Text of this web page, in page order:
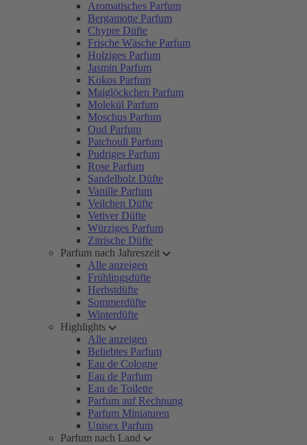
Aromatisches Parfum
Bergamotte Parfum
Chypre Düfte
Frische Wäsche Parfum
Holziges Parfum
Jasmin Parfum
Kokos Parfum
Maiglöckchen Parfum
Molekül Parfum
Moschus Parfum
Oud Parfum
Patchouli Parfum
Pudriges Parfum
Rose Parfum
Sandelholz Düfte
Vanille Parfum
Veilchen Düfte
Vetiver Düfte
Würziges Parfum
Zitrische Düfte
Parfum nach Jahreszeit
Alle anzeigen
Frühlingsdüfte
Herbstdüfte
Sommerdüfte
Winterdüfte
Highlights
Alle anzeigen
Beliebtes Parfum
Eau de Cologne
Eau de Parfum
Eau de Toilette
Parfum auf Rechnung
Parfum Miniaturen
Unisex Parfum
Parfum nach Land